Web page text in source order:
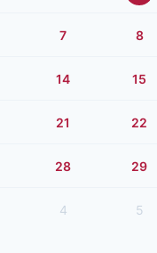
7 8
14 15
21 22
28 29
4 5